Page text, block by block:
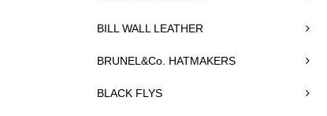
BILL WALL LEATHER
BRUNEL&Co. HATMAKERS
BLACK FLYS